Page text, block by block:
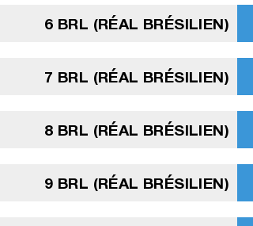
6 BRL (RÉAL BRÉSILIEN)
7 BRL (RÉAL BRÉSILIEN)
8 BRL (RÉAL BRÉSILIEN)
9 BRL (RÉAL BRÉSILIEN)